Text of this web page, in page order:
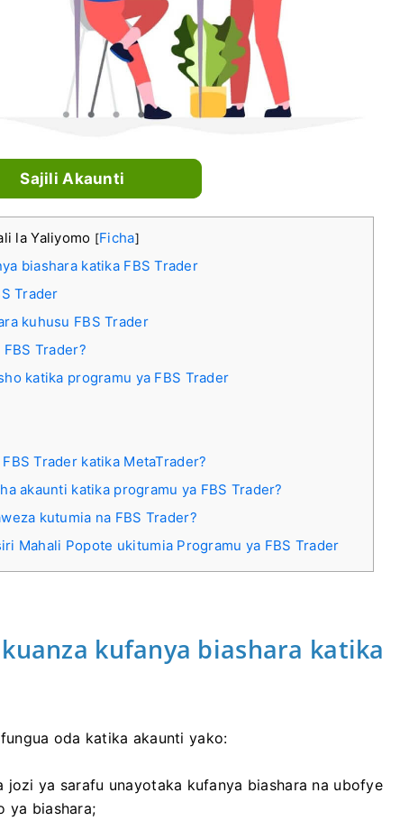
Sajili Akaunti
la Yaliyomo [Ficha]
biashara katika FBS Trader
Trader
kuhusu FBS Trader
Trader?
katika programu ya FBS Trader
Trader katika MetaTrader?
akaunti katika programu ya FBS Trader?
kutumia na FBS Trader?
Mahali Popote ukitumia Programu ya FBS Trader
kufanya biashara katika
oda katika akaunti yako:
jozi ya sarafu unayotaka kufanya biashara na ubofye
ya biashara;